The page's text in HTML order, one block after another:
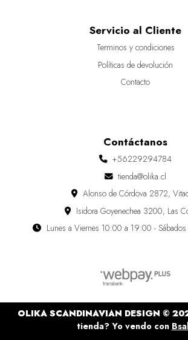
Servicio al Cliente
Terminos y condiciones
Políticas de devolución
Contacto
Contáctanos
+56229294784
tienda@olika.cl
Alonso de Córdova 2872,
Isidora Goyenechea 3200, Las
Lunes a Viernes 10:00 a 19:00 -
OLIKA SCANDINAVIAN DESIGN ©
tienda? Yo vendo con